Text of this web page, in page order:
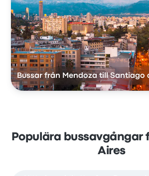
Bussar från Mendoza till Santiago
Populära bussavgångar
Aires